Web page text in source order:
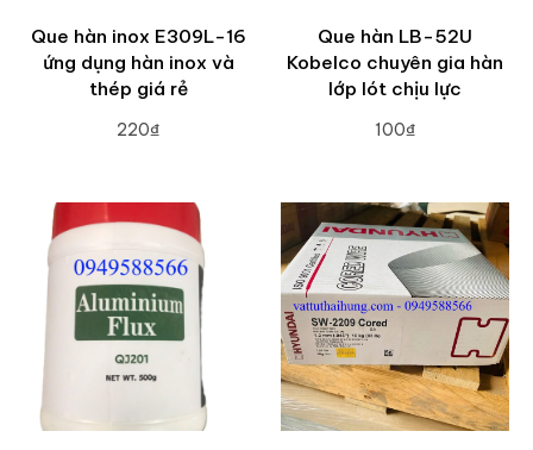
Que hàn inox E309L-16
ứng dụng hàn inox và
thép giá rẻ
220₫
Que hàn LB-52U
Kobelco chuyên gia hàn
lớp lót chịu lực
100₫